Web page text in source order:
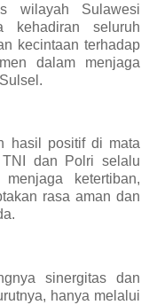
wilayah Sulawesi
kehadiran seluruh
kecintaan terhadap
dalam menjaga
hasil positif di mata
TNI dan Polri selalu
ketertiban,
rasa aman dan
sinergitas dan
hanya melalui